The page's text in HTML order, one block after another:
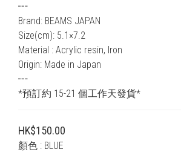
┅
Brand: BEAMS JAPAN
Size(cm): 5.1×7.2
Material : Acrylic resin, Iron
Origin: Made in Japan
┅
*預訂約 15-21 個工作天發貨*
HK$150.00
顏色 : BLUE